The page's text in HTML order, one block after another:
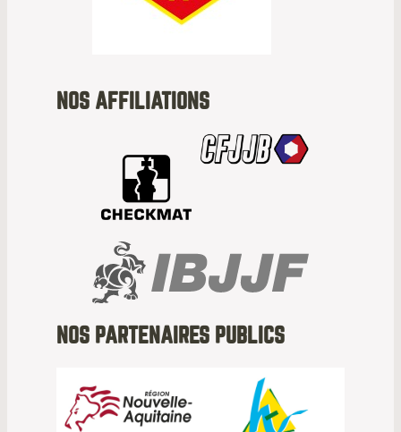
NOS AFFILIATIONS
NOS PARTENAIRES PUBLICS